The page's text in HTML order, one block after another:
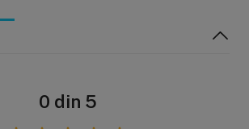
0 din 5